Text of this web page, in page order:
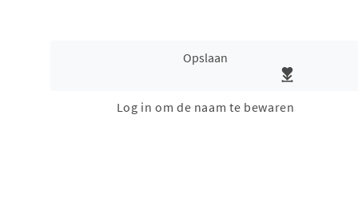
Opslaan
Log in om de naam te bewaren